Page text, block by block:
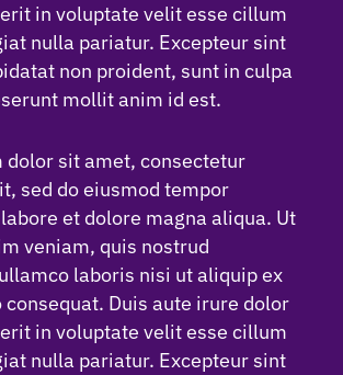
in voluptate velit esse cillum
nulla pariatur. Excepteur sint
non proident, sunt in culpa
mollit anim id est.
dolor sit amet, consectetur
sed do eiusmod tempor
et dolore magna aliqua. Ut
veniam, quis nostrud
laboris nisi ut aliquip ex
consequat. Duis aute irure dolor
in voluptate velit esse cillum
nulla pariatur. Excepteur sint